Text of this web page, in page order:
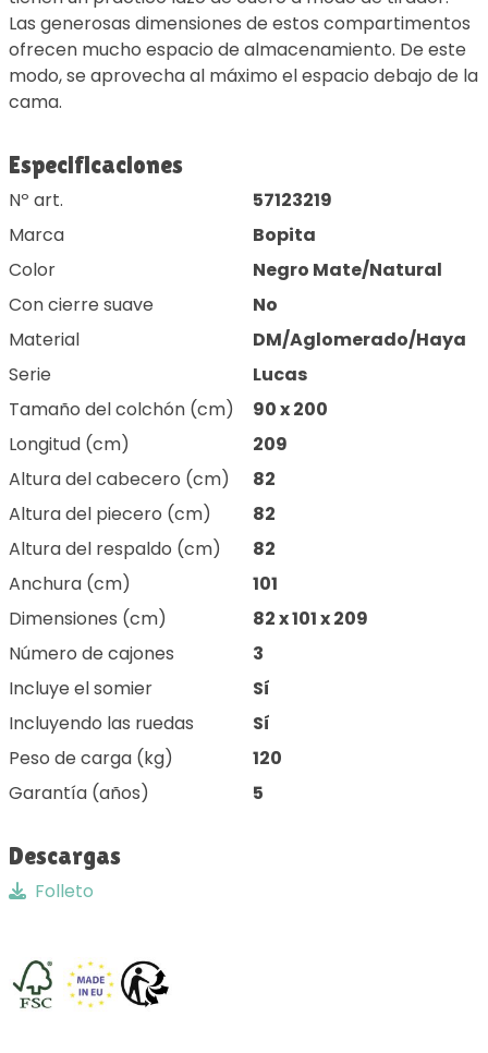
Las generosas dimensiones de estos compartimentos
ofrecen mucho espacio de almacenamiento. De este
modo, se aprovecha al máximo el espacio debajo de la
cama.
Especificaciones
Nº art.
57123219
Marca
Bopita
Color
Negro Mate/Natural
Con cierre suave
No
Material
DM/Aglomerado/Haya
Serie
Lucas
Tamaño del colchón (cm)
90 x 200
Longitud (cm)
209
Altura del cabecero (cm)
82
Altura del piecero (cm)
82
Altura del respaldo (cm)
82
Anchura (cm)
101
Dimensiones (cm)
82 x 101 x 209
Número de cajones
3
Incluye el somier
Sí
Incluyendo las ruedas
Sí
Peso de carga (kg)
120
Garantía (años)
5
Descargas
Folleto